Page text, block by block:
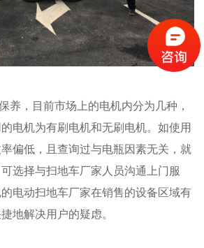
养，目前市场上的电机内分为几种，
电机为有刷电机和无刷电机。如使用
偏低，且查询过与电瓶因素无关，就
选择与扫地车厂家人员沟通上门服
电动扫地车厂家在销售的设备区域有
地解决用户的疑虑。